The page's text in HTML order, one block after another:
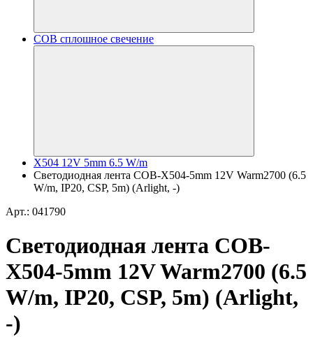
COB сплошное свечение
X504 12V 5mm 6.5 W/m
Светодиодная лента COB-X504-5mm 12V Warm2700 (6.5
W/m, IP20, CSP, 5m) (Arlight, -)
Арт.: 041790
Светодиодная лента COB-
X504-5mm 12V Warm2700 (6.5
W/m, IP20, CSP, 5m) (Arlight,
-)